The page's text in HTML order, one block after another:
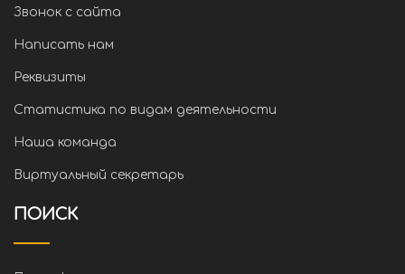
Звонок с сайта
Написать нам
Реквизиты
Статистика по видам деятельности
Наша команда
Виртуальный секретарь
ПОИСК